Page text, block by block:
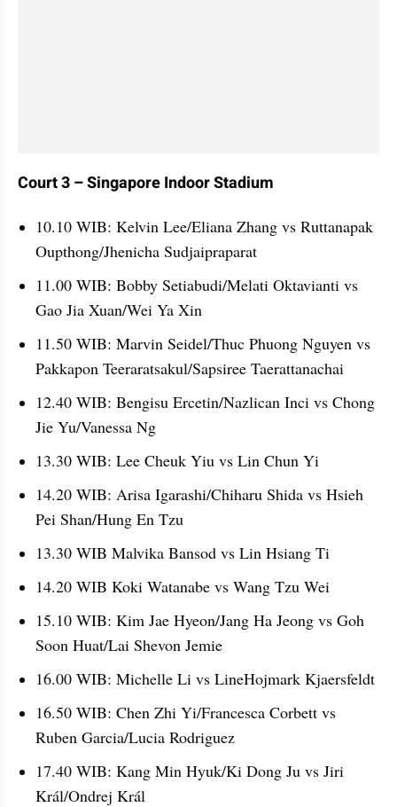
Court 3 – Singapore Indoor Stadium
10.10 WIB: Kelvin Lee/Eliana Zhang vs Ruttanapak
Oupthong/Jhenicha Sudjaipraparat
11.00 WIB: Bobby Setiabudi/Melati Oktavianti vs
Gao Jia Xuan/Wei Ya Xin
11.50 WIB: Marvin Seidel/Thuc Phuong Nguyen vs
Pakkapon Teeraratsakul/Sapsiree Taerattanachai
12.40 WIB: Bengisu Ercetin/Nazlican Inci vs Chong
Jie Yu/Vanessa Ng
13.30 WIB: Lee Cheuk Yiu vs Lin Chun Yi
14.20 WIB: Arisa Igarashi/Chiharu Shida vs Hsieh
Pei Shan/Hung En Tzu
13.30 WIB Malvika Bansod vs Lin Hsiang Ti
14.20 WIB Koki Watanabe vs Wang Tzu Wei
15.10 WIB: Kim Jae Hyeon/Jang Ha Jeong vs Goh
Soon Huat/Lai Shevon Jemie
16.00 WIB: Michelle Li vs LineHojmark Kjaersfeldt
16.50 WIB: Chen Zhi Yi/Francesca Corbett vs
Ruben Garcia/Lucia Rodriguez
17.40 WIB: Kang Min Hyuk/Ki Dong Ju vs Jiri
Král/Ondrej Král